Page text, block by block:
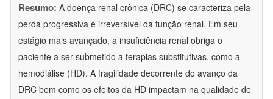
Resumo: A doença renal crônica (DRC) se caracteriza pela
perda progressiva e irreversível da função renal. Em seu
estágio mais avançado, a insuficiência renal obriga o
paciente a ser submetido a terapias substitutivas, como a
hemodiálise (HD). A fragilidade decorrente do avanço da
DRC bem como os efeitos da HD impactam na qualidade de